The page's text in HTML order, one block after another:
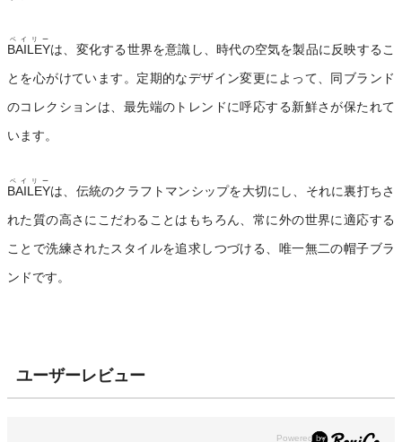
BAILEY
ベイリー
は、変化する世界を意識し、時代の空気を製品に反映するこ
とを心がけています。定期的なデザイン変更によって、同ブランド
のコレクションは、最先端のトレンドに呼応する新鮮さが保たれて
います。
BAILEY
ベイリー
は、伝統のクラフトマンシップを大切にし、それに裏打ちさ
れた質の高さにこだわることはもちろん、常に外の世界に適応する
ことで洗練されたスタイルを追求しつづける、唯一無二の帽子ブラ
ンドです。
ユーザーレビュー